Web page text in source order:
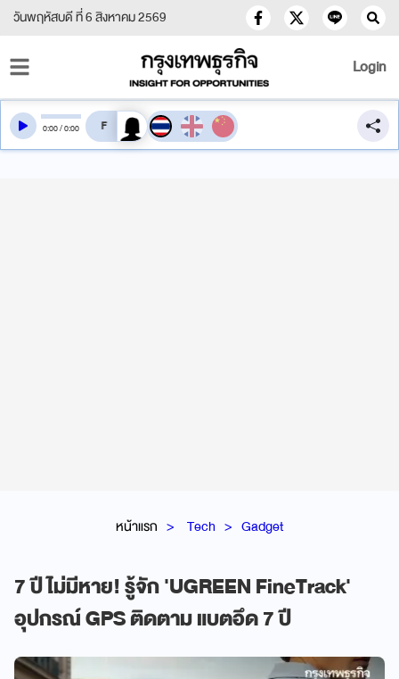
วันพฤหัสบดี ที่ 6 สิงหาคม 2569
Login
หน้าแรก Tech Gadget
7 ปี ไม่มีหาย! รู้จัก 'UGREEN FineTrack'
อุปกรณ์ GPS ติดตาม แบตอึด 7 ปี
0:00/0:00 สลับเสียงอ่าน